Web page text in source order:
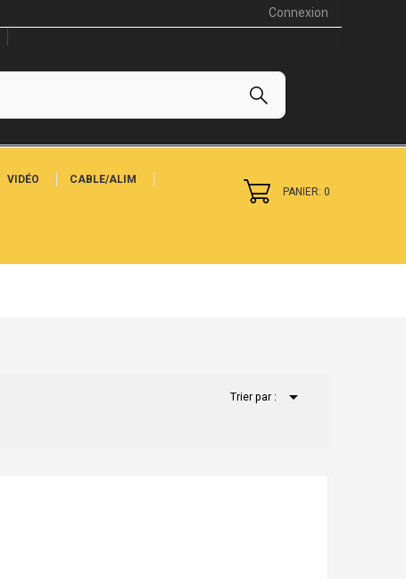
Connexion
VIDÉO CABLE/ALIM
PANIER: 0
Trier par : 